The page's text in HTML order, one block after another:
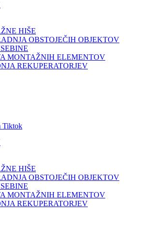
HIŠE
OBSTOJEČIH OBJEKTOV
MONTAŽNIH ELEMENTOV
REKUPERATORJEV
Tiktok
HIŠE
OBSTOJEČIH OBJEKTOV
MONTAŽNIH ELEMENTOV
REKUPERATORJEV